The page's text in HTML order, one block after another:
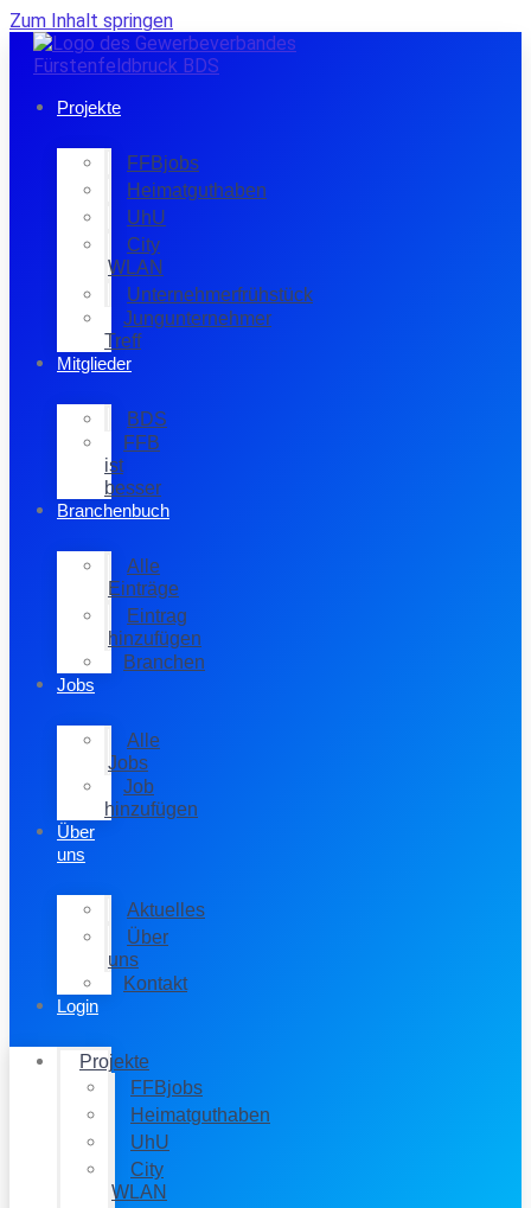
Zum Inhalt springen
Projekte
FFBjobs
Heimatguthaben
UhU
City
WLAN
Unternehmerfrühstück
Jungunternehmer
Treff
Mitglieder
BDS
FFB
ist
besser
Branchenbuch
Alle
Einträge
Eintrag
hinzufügen
Branchen
Jobs
Alle
Jobs
Job
hinzufügen
Über
uns
Aktuelles
Über
uns
Kontakt
Login
Projekte
FFBjobs
Heimatguthaben
UhU
City
WLAN